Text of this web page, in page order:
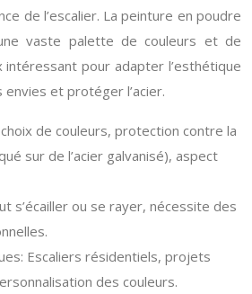
de l’escalier. La peinture en poudre
vaste palette de couleurs et de
intéressant pour adapter l’esthétique
et protéger l’acier.
de couleurs, protection contre la
sur de l’acier galvanisé), aspect
s’écailler ou se rayer, nécessite des
Escaliers résidentiels, projets
des couleurs.